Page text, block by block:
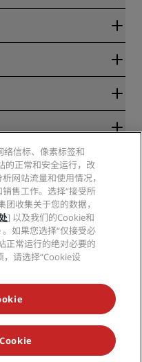
络信标、像素标签和
的正常和安全运行，改
网站流量和使用情况，
售工作。选择“接受所
收集关于您的数据，
] 以及我们的Cookie和
如果您选择“仅接受必
正常运行的绝对必要的
请选择“Cookie设